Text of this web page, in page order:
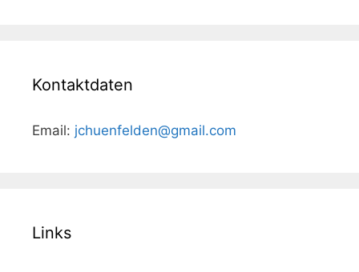
Kontaktdaten
Email: jchuenfelden@gmail.com
Links